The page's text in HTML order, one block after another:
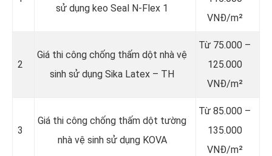
sử dụng keo Seal N-Flex 1
VNĐ/m²
2
Giá thi công chống thấm dột nhà vệ
sinh sử dụng Sika Latex – TH
Từ 75.000 –
125.000
VNĐ/m²
3
Giá thi công chống thấm dột tường
nhà vệ sinh sử dụng KOVA
Từ 85.000 –
135.000
VNĐ/m²